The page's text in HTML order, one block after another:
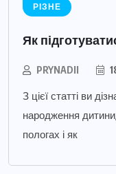
РІЗНЕ
Як
PRYNADII
З цієї статті ви
народження
пологах і як